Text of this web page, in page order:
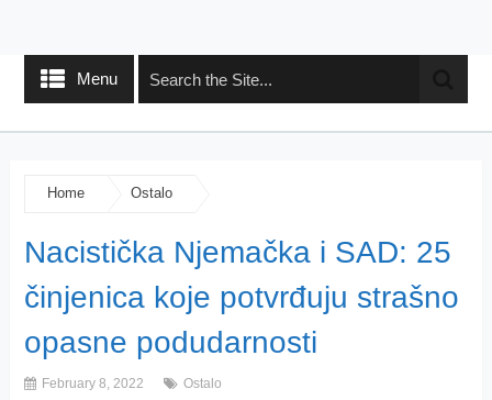
Menu
Home Ostalo
Nacistička Njemačka i SAD: 25
činjenica koje potvrđuju strašno
opasne podudarnosti
February 8, 2022 Ostalo